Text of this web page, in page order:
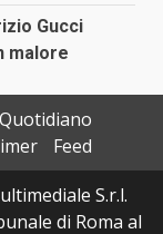
Gucci
malore
Feed
S.r.l.
di Roma al